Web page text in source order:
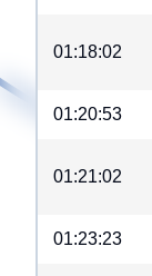
01:18:02
01:20:53
01:21:02
01:23:23